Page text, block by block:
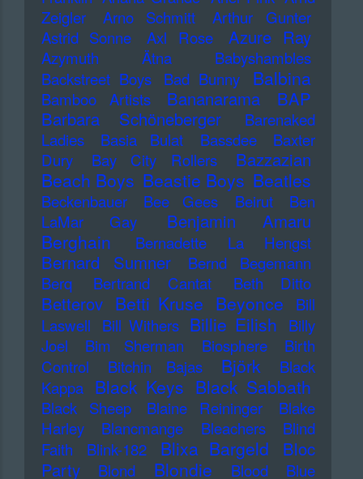
Zeigler
Arno Schmitt
Arthur Gunter
Astrid Sonne
Axl Rose Azure Ray
Azymuth Ätna
Babyshambles
Backstreet Boys
Bad Bunny Balbina
Bamboo Artists Bananarama
BAP
Barbara Schöneberger
Barenaked
Ladies
Basia Bulat Bassdee
Baxter
Dury
Bay City Rollers Bazzazian
Beach Boys Beastie Boys Beatles
Beckenbauer Bee Gees Beirut
Ben
LaMar Gay
Benjamin Amaru
Berghain Bernadette La Hengst
Bernard Sumner
Bernd Begemann
Berq
Bertrand Cantat Beth Ditto
Betterov Betti Kruse Beyonce
Bill
Laswell
Bill Withers Billie Eilish
Billy
Joel
Bim Sherman Biosphere
Birth
Control
Bitchin Bajas Björk
Black
Kappa Black Keys Black Sabbath
Black Sheep Blaine Reininger
Blake
Harley
Blancmange Bleachers
Blind
Faith
Blink-182 Blixa Bargeld
Bloc
Party
Blond Blondie Blood Blue